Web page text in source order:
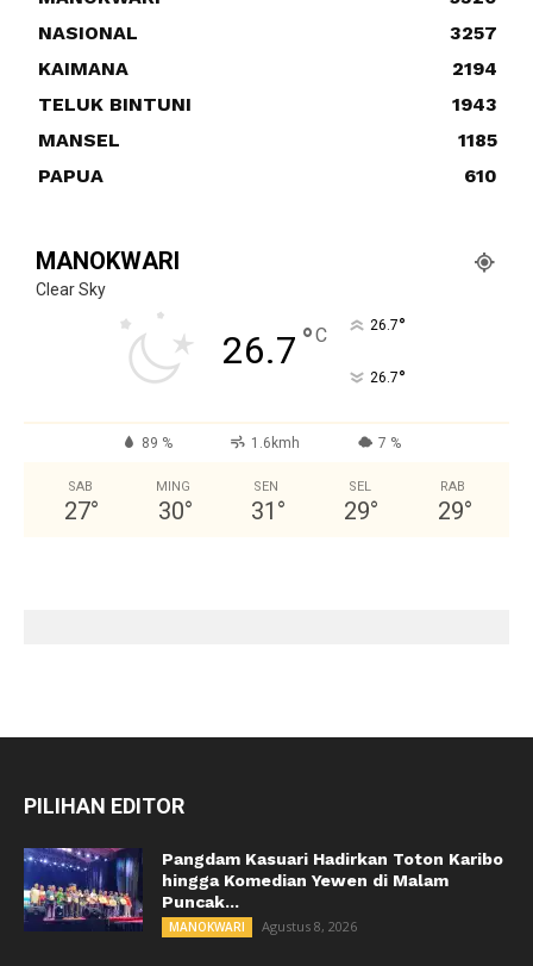
NASIONAL
3257
KAIMANA
2194
TELUK BINTUNI
1943
MANSEL
1185
PAPUA
610
MANOKWARI
Clear Sky
26.7 °C 26.7°
26.7°
89 % 1.6kmh 7 %
SAB
27°
MING
30°
SEN
31 °
SEL
29°
RAB
29°
PILIHAN EDITOR
Pangdam Kasuari Hadirkan Toton Karibo
hingga Komedian Yewen di Malam
Puncak...
MANOKWARI Agustus 8, 2026